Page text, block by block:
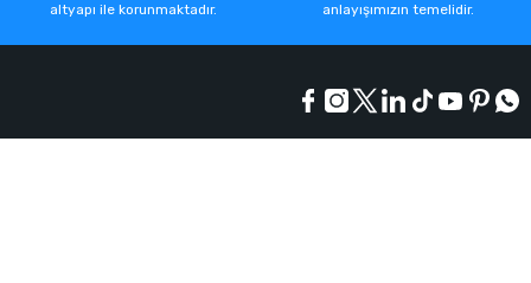
altyapı ile korunmaktadır.
anlayışımızın temelidir.